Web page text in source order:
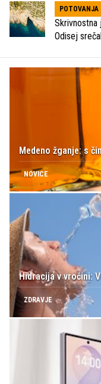
POTOVANJA
Odisej
Medeno žganje: s
NOVICE
Hidracija v vročini:
ZDRAVJE